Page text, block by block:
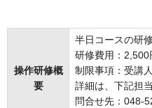
操作研修概
要
半日コースの研
研修費用：2,500
制限事項：受講
詳細は、下記担
問合せ先：048-